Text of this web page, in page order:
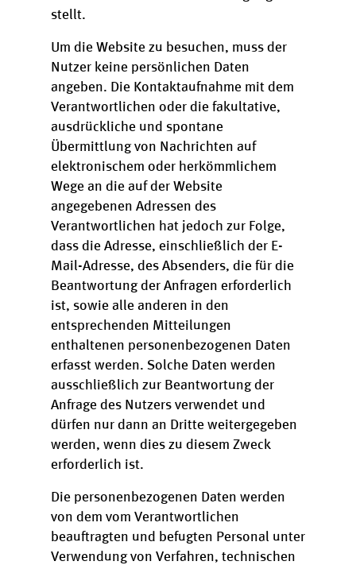
stellt.
Um die Website zu besuchen, muss der
Nutzer keine persönlichen Daten
angeben. Die Kontaktaufnahme mit dem
Verantwortlichen oder die fakultative,
ausdrückliche und spontane
Übermittlung von Nachrichten auf
elektronischem oder herkömmlichem
Wege an die auf der Website
angegebenen Adressen des
Verantwortlichen hat jedoch zur Folge,
dass die Adresse, einschließlich der E-
Mail-Adresse, des Absenders, die für die
Beantwortung der Anfragen erforderlich
ist, sowie alle anderen in den
entsprechenden Mitteilungen
enthaltenen personenbezogenen Daten
erfasst werden. Solche Daten werden
ausschließlich zur Beantwortung der
Anfrage des Nutzers verwendet und
dürfen nur dann an Dritte weitergegeben
werden, wenn dies zu diesem Zweck
erforderlich ist.
Die personenbezogenen Daten werden
von dem vom Verantwortlichen
beauftragten und befugten Personal unter
Verwendung von Verfahren, technischen